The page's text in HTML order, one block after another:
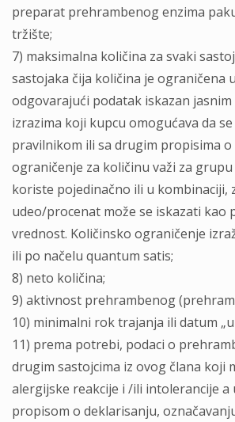
preparat prehrambenog enzima
tržište;
7) maksimalna količina za svaki
sastojaka čija količina je ograničena
odgovarajući podatak iskazan jasnim
izrazima koji kupcu omogućava da
pravilnikom ili sa drugim propisima
ograničenje za količinu važi za
koriste pojedinačno ili u kombinaciji,
udeo/procenat može se iskazati kao
vrednost. Količinsko ograničenje
ili po načelu quantum satis;
8) neto količina;
9) aktivnost prehrambenog
10) minimalni rok trajanja ili datum
11) prema potrebi, podaci o
drugim sastojcima iz ovog člana koji
alergijske reakcije i /ili intolerancije a
propisom o deklarisanju,